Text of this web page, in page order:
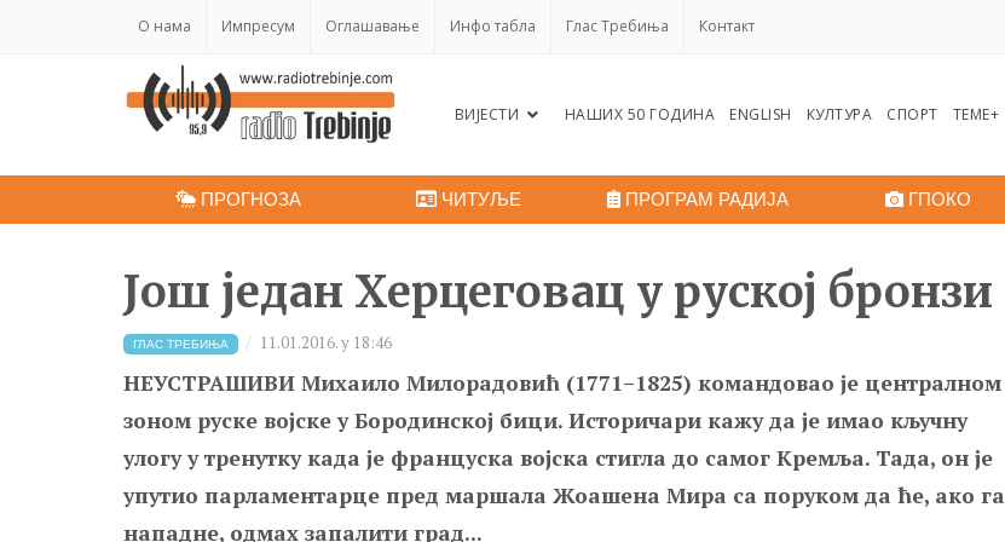
O нама Импресум Оглашавање Инфо табла Глас Требиња Контакт
ВИЈЕСТИ НАШИХ 50 ГОДИНА ENGLISH КУЛТУРА СПОРТ ТЕМЕ+
ПРОГНОЗА ЧИТУЉЕ ПРОГРАМ РАДИЈА ГПОКО
Још један Херцеговац у руској бронзи
ГЛАС ТРЕБИЊА 11.01.2016. у 18:46
НЕУСТРАШИВИ Михаило Милорадовић (1771–1825) командовао је централном
зоном руске војске у Бородинској бици. Историчари кажу да је имао кључну
улогу у тренутку када је француска војска стигла до самог Кремља. Тада, он је
упутио парламентарце пред маршала Жоашена Мира са поруком да ће, ако га
нападне, одмах запалити град...